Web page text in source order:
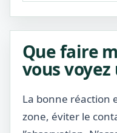
Que faire
vous voyez
La bonne réaction
zone, éviter le